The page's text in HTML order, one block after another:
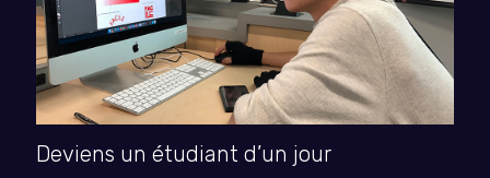
Deviens un étudiant d’un jour